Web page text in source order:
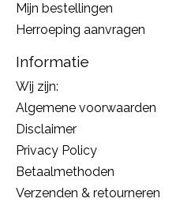
Mijn bestellingen
Herroeping aanvragen
Informatie
Wij zijn:
Algemene voorwaarden
Disclaimer
Privacy Policy
Betaalmethoden
Verzenden & retourneren